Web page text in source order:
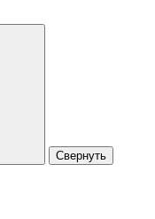
Свернуть